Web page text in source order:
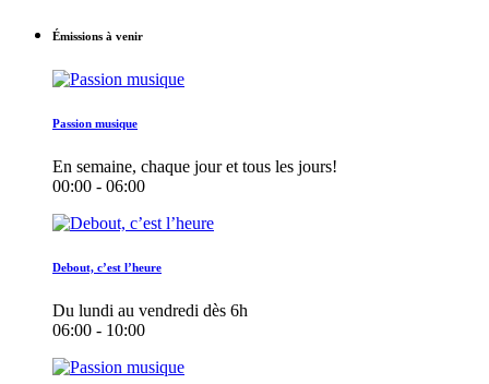
Émissions à venir
Passion musique
En semaine, chaque jour et tous les jours!
00:00 - 06:00
Debout, c’est l’heure
Du lundi au vendredi dès 6h
06:00 - 10:00